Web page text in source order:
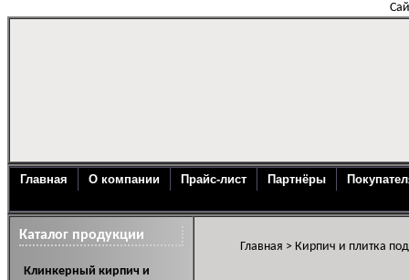
Главная О компании Прайс-лист Партнёры
Каталог продукции
Клинкерный кирпич и
Главная > Кирпич и плитка